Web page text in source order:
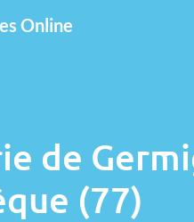
Online
de
(77)